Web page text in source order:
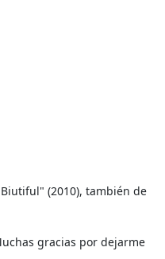
(2010), también de
gracias por dejarme